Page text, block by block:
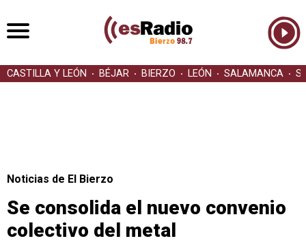
CASTILLA Y LEÓN BÉJAR BIERZO LEÓN SALAMANCA
Noticias de El Bierzo
Se consolida el nuevo convenio
colectivo del metal